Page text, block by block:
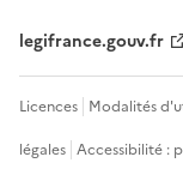
legifrance.gouv.fr
Licences Modalités
légales Accessibilité :